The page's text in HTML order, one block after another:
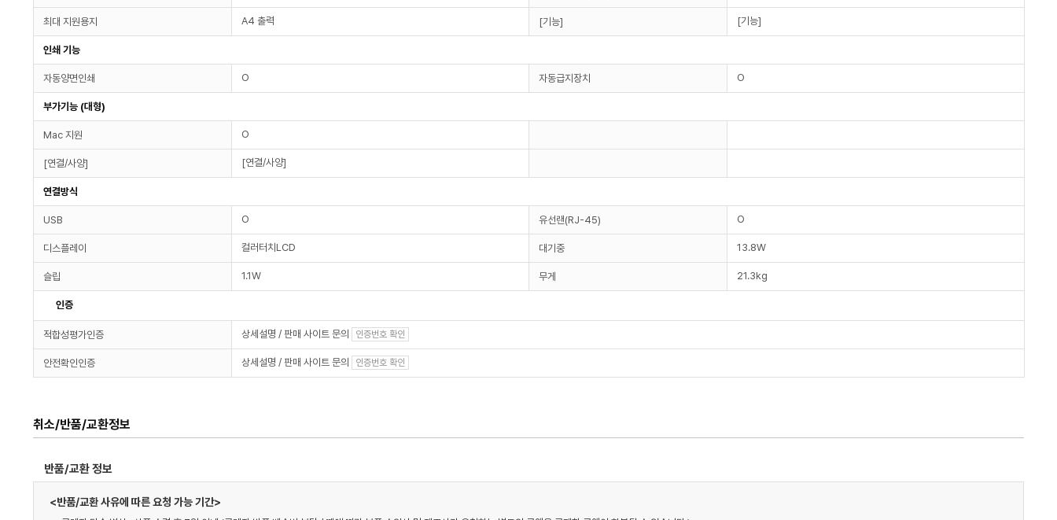
최대 지원용지 A4 출력 [기능] [기능]
인쇄 기능
자동양면인쇄 O 자동급지장치 O
부가기능 (대형)
Mac 지원 O
[연결/사양] [연결/사양]
연결방식
USB O 유선랜(RJ-45) O
디스플레이 컬러터치LCD 대기중 13.8W
슬립 1.1W 무게 21.3kg
인증
적합성평가인증 상세설명 / 판매 사이트 문의 인증번호 확인
안전확인인증 상세설명 / 판매 사이트 문의 인증번호 확인
취소/반품/교환정보
반품/교환 정보
<반품/교환 사유에 따른 요청 가능 기간>